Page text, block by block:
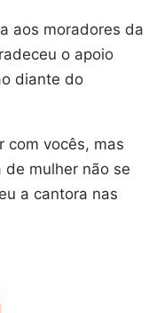
aos moradores da
o apoio
diante do
com vocês, mas
mulher não se
a cantora nas